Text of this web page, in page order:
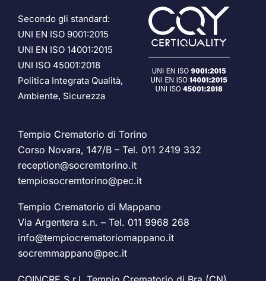
Secondo gli standard:
UNI EN ISO 9001:2015
UNI EN ISO 14001:2015
UNI ISO 45001:2018
Politica Integrata Qualità,
Ambiente, Sicurezza
Tempio Crematorio di Torino
Corso Novara, 147/B – Tel. 011 2419 332
reception@socremtorino.it
tempiosocremtorino@pec.it
Tempio Crematorio di Mappano
Via Argentera s.n. – Tel. 011 9968 268
info@tempiocrematoriomappano.it
socremmappano@pec.it